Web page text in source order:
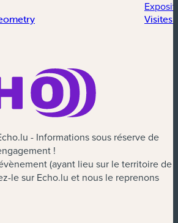
Visites
- Informations sous réserve de
!
(ayant lieu sur le territoire de
le sur Echo.lu et nous le reprenons